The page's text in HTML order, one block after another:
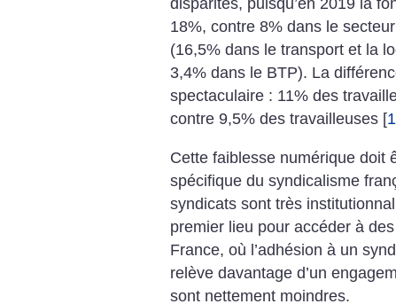
18%, contre 8% dans le
(16,5% dans le transport et la
3,4% dans le BTP). La
spectaculaire : 11% des
contre 9,5% des travailleuses [1
Cette faiblesse numérique doit
spécifique du syndicalisme
syndicats sont très
premier lieu pour accéder à
France, où l’adhésion à un
relève davantage d’un
sont nettement moindres.